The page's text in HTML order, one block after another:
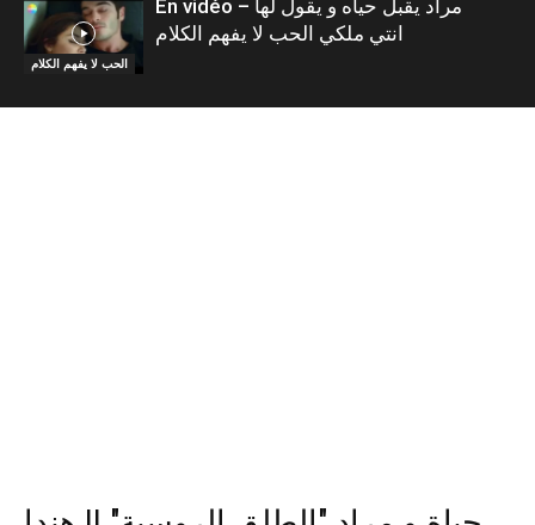
الحب لا يفهم الكلام
En vidéo – مراد يقبل حياه و يقول لها
انتي ملكي الحب لا يفهم الكلام